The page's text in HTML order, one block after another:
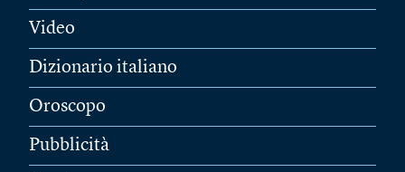
Video
Dizionario italiano
Oroscopo
Pubblicità